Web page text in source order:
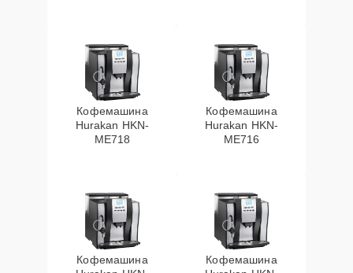
Кофемашина
Hurakan HKN-
ME718
Кофемашина
Hurakan HKN-
ME716
Кофемашина
Кофемашина